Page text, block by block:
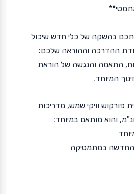
בהשקה של כלי חדש שיכול
ההדרכה וההוראה שלכם:
התאמה והנגשה של הוראת
המיוחד.
פורקוש וויקי שמש, מדריכות
והוא מותאם במיוחד:
החדשה במתמטיקה